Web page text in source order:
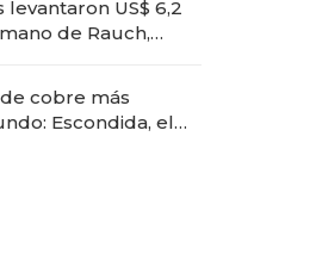
US$ 6,2
de Rauch,
cobre más
Escondida, el